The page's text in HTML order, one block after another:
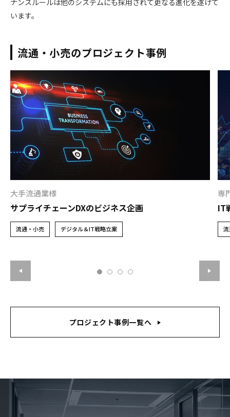
ナンスルールは他のシステムにも採用されて更なる進化を遂げて
います。
流通・小売のプロジェクト事例
大手流通業様
サプライチェーンDXのビジネス企画
流通・小売 デジタル＆IT戦略立案
専
IT
プロジェクト事例一覧へ